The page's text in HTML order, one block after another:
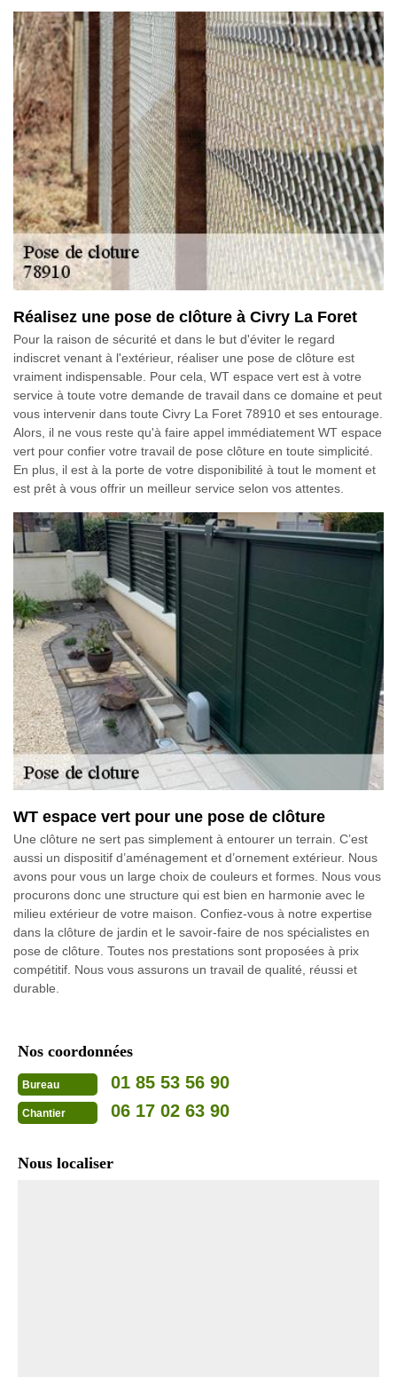
Réalisez une pose de clôture à Civry La Foret
Pour la raison de sécurité et dans le but d'éviter le regard
indiscret venant à l'extérieur, réaliser une pose de clôture est
vraiment indispensable. Pour cela, WT espace vert est à votre
service à toute votre demande de travail dans ce domaine et peut
vous intervenir dans toute Civry La Foret 78910 et ses entourage.
Alors, il ne vous reste qu'à faire appel immédiatement WT espace
vert pour confier votre travail de pose clôture en toute simplicité.
En plus, il est à la porte de votre disponibilité à tout le moment et
est prêt à vous offrir un meilleur service selon vos attentes.
WT espace vert pour une pose de clôture
Une clôture ne sert pas simplement à entourer un terrain. C’est
aussi un dispositif d’aménagement et d’ornement extérieur. Nous
avons pour vous un large choix de couleurs et formes. Nous vous
procurons donc une structure qui est bien en harmonie avec le
milieu extérieur de votre maison. Confiez-vous à notre expertise
dans la clôture de jardin et le savoir-faire de nos spécialistes en
pose de clôture. Toutes nos prestations sont proposées à prix
compétitif. Nous vous assurons un travail de qualité, réussi et
durable.
Nos coordonnées
Bureau 01 85 53 56 90
Chantier 06 17 02 63 90
Nous localiser